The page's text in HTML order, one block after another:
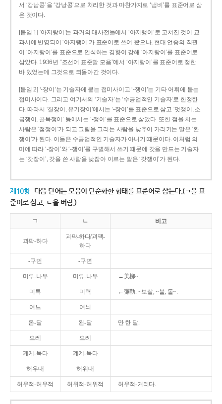
서 ‘강남콩’을 ‘강낭콩’으로 처리한 것과 마찬가지로 ‘냄비’를 표준어로 삼
은 것이다.
[붙임 1] ‘아지랑이’는 과거의 대사전들에서 ‘아지랭이’로 고쳐진 것이 교
과서에 반영되어 ‘아지랭이’가 표준어로 쓰여 왔으나, 현대 언중의 직관
이 ‘아지랑이’를 표준으로 인식하는 경향이 강해 ‘아지랑이’를 표준어로
삼았다. 1936년 “조선어 표준말 모음”에서 ‘아지랑이’를 표준어로 정한
바 있었는데 그것으로 되돌아간 것이다.
[붙임 2] ‘-장이’는 기술자에 붙는 접미사이고 ‘-쟁이’는 기타 어휘에 붙는
접미사이다. 그리고 여기서의 ‘기술자’는 ‘수공업적인 기술자’로 한정한
다. 따라서 ‘칠장이, 유기장이’에서는 ‘-장이’를 표준으로 삼고 ‘멋쟁이, 소
금쟁이, 골목쟁이’ 등에서는 ‘-쟁이’를 표준으로 삼았다. 또한 점을 치는
사람은 ‘점쟁이’가 되고 그림을 그리는 사람을 낮추어 가리키는 말은 ‘환
쟁이’가 된다. 이들은 수공업적인 기술자가 아니기 때문이다. 이처럼 의
미에 따라 ‘-장이’와 ‘-쟁이’를 구별해서 쓰기 때문에 갓을 만드는 기술자
는 ‘갓장이’, 갓을 쓴 사람을 낮잡아 이르는 말은 ‘갓쟁이’가 된다.
제10항 다음 단어는 모음이 단순화한 형태를 표준어로 삼는다.(ㄱ을 표
준어로 삼고, ㄴ을 버림.)
ㄱ ㄴ 비고
괴팍-하다
괴퍅-하다/괴팩-
하다
-구먼 -구면
미루-나무 미류-나무 ←美柳~.
미륵 미력 ←彌勒. ~보살, ~불, 돌~.
여느 여늬
온-달 왼-달 만 한 달.
으레 으례
케케-묵다 켸켸-묵다
허우대 허위대
허우적-허우적 허위적-허위적 허우적-거리다.